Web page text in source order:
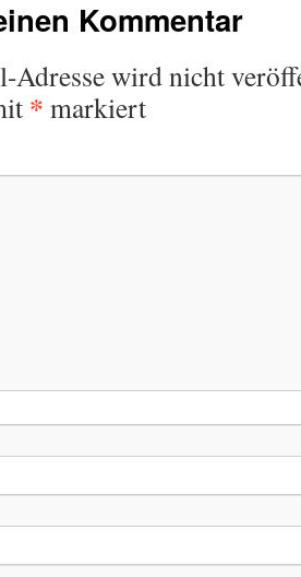
Kommentar
Adresse wird nicht
* markiert